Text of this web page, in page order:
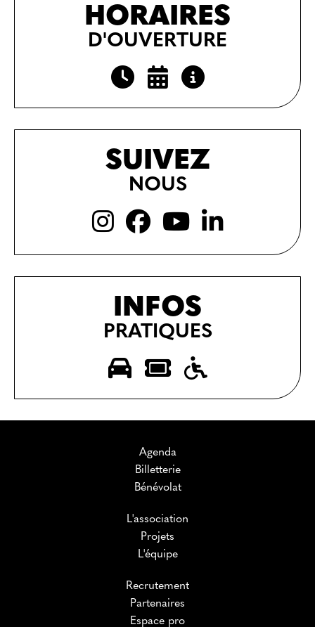
HORAIRES
D'OUVERTURE
SUIVEZ
NOUS
INFOS
PRATIQUES
Agenda
Billetterie
Bénévolat
L'association
Projets
L'équipe
Recrutement
Partenaires
Espace pro